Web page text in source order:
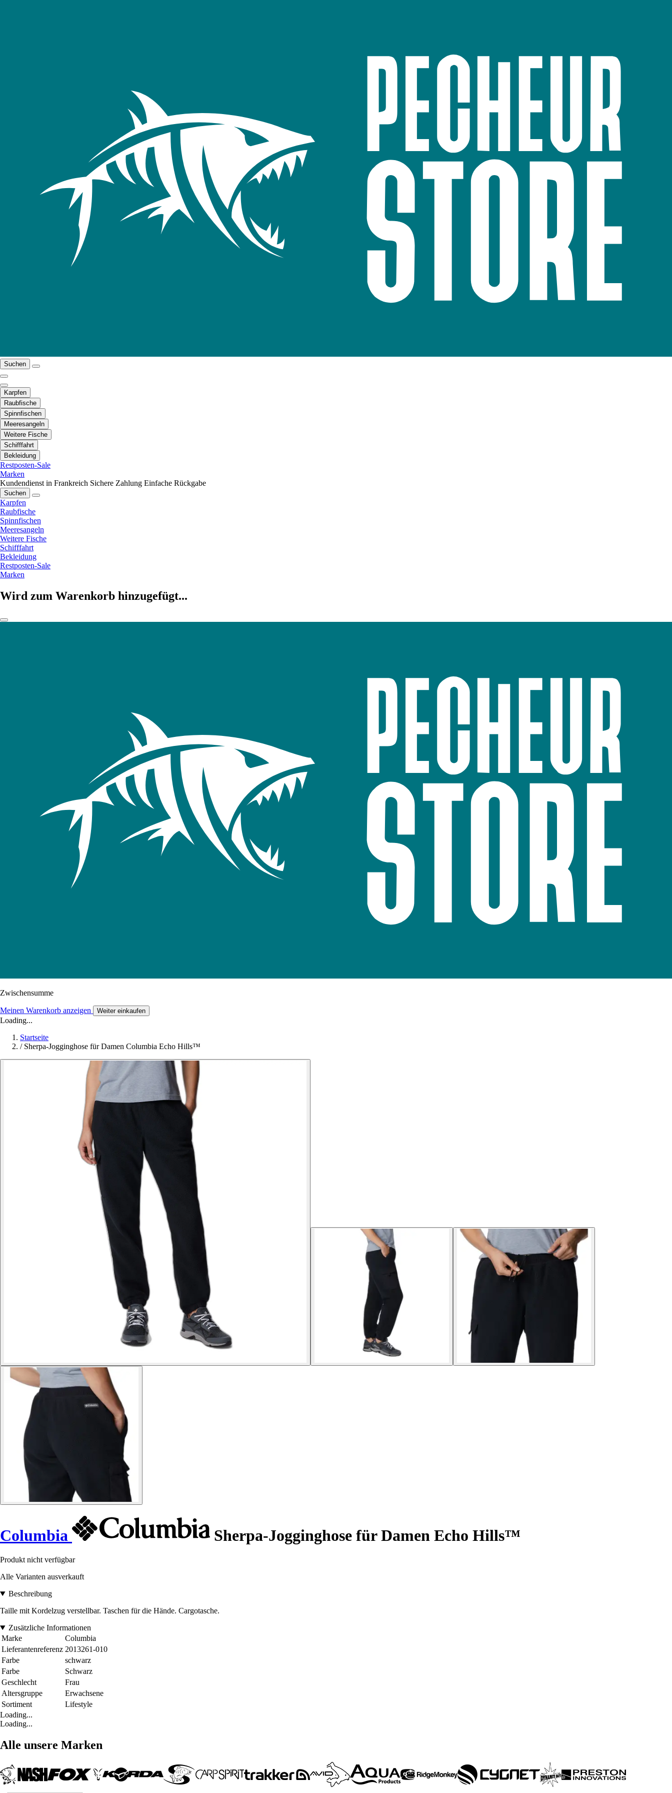
Suchen
Karpfen
Raubfische
Spinnfischen
Meeresangeln
Weitere Fische
Schifffahrt
Bekleidung
Restposten-Sale
Marken
Kundendienst in Frankreich Sichere Zahlung Einfache Rückgabe
Suchen
Karpfen
Raubfische
Spinnfischen
Meeresangeln
Weitere Fische
Schifffahrt
Bekleidung
Restposten-Sale
Marken
Wird zum Warenkorb hinzugefügt...
Zwischensumme
Meinen Warenkorb anzeigen Weiter einkaufen
Loading...
Startseite
/ Sherpa-Jogginghose für Damen Columbia Echo Hills™
Columbia Sherpa-Jogginghose für Damen Echo Hills™
Produkt nicht verfügbar
Alle Varianten ausverkauft
Beschreibung
Taille mit Kordelzug verstellbar. Taschen für die Hände. Cargotasche.
Zusätzliche Informationen
Marke
Columbia
Lieferantenreferenz 2013261-010
Farbe
schwarz
Farbe
Schwarz
Geschlecht
Frau
Altersgruppe
Erwachsene
Sortiment
Lifestyle
Loading...
Loading...
Alle unsere Marken